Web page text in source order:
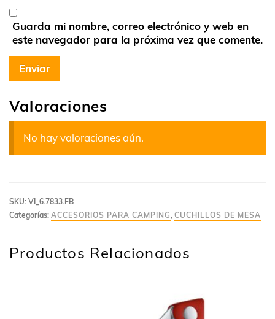
Valoraciones
No hay valoraciones aún.
Guarda mi nombre, correo electrónico y web en
este navegador para la próxima vez que comente.
SKU: VI_6.7833.FB
Categorías: ACCESORIOS PARA CAMPING, CUCHILLOS DE MESA
Productos Relacionados